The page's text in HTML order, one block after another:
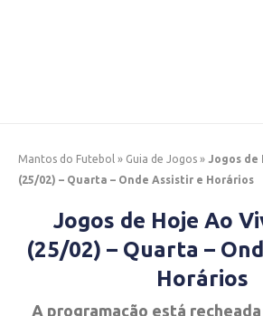
Mantos do Futebol » Guia de Jogos » Jogos de
(25/02) – Quarta – Onde Assistir e Horários
Jogos de Hoje Ao
(25/02) – Quarta –
Horários
A programação está